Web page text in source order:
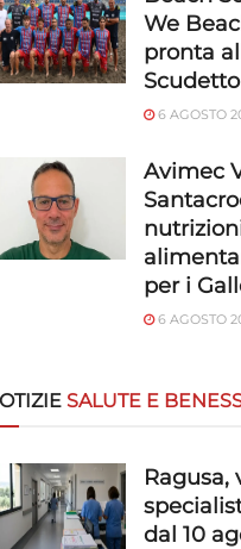
We
pronta
Scudetto
6 AGOSTO
Avimec
per i
6 AGOSTO
SALUTE E
Ragusa,
dal 10